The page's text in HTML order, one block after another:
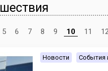
5 6 7 8 9 10 11
Новости События